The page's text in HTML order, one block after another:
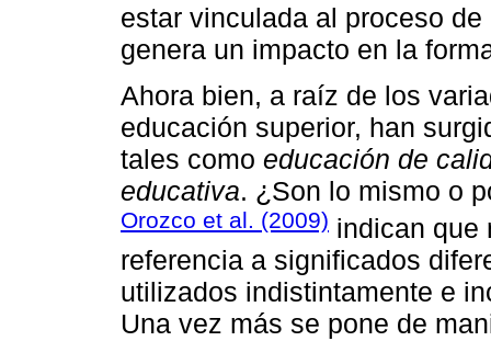
estar vinculada al proceso
genera un impacto en la
Ahora bien, a raíz de los
educación superior, han
tales como educación de
educativa. ¿Son lo mismo o
Orozco et al. (2009) indican que
referencia a significados
utilizados indistintamente e
Una vez más se pone de